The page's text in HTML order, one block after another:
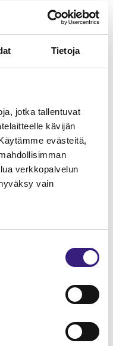
Tietoja
jotka tallentuvat
kävijän
evästeitä,
verkkopalvelun
vain